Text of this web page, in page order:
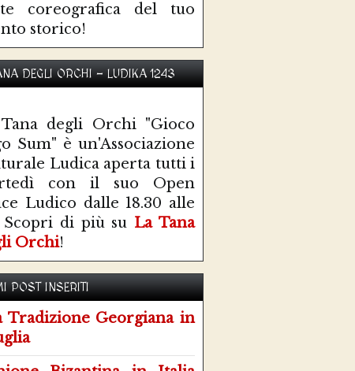
coreografica del tuo
storico!
DEGLI ORCHI - LUDIKA 1243
degli Orchi "Gioco
Sum" è un'Associazione
Ludica aperta tutti i
con il suo Open
Ludico dalle 18.30 alle
Scopri di più su La Tana
Orchi!
POST INSERITI
Tradizione Georgiana in